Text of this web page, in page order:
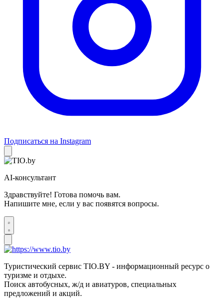
Подписаться на Instagram
AI-консультант
Здравствуйте! Готова помочь вам.
Напишите мне, если у вас появятся вопросы.
Туристический сервис TIO.BY - информационный ресурс о
туризме и отдыхе.
Поиск автобусных, ж/д и авиатуров, специальных
предложений и акций.